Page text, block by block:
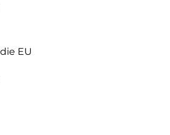
wird diese ebenfalls durch
fixiert,
und Bedienen
EU